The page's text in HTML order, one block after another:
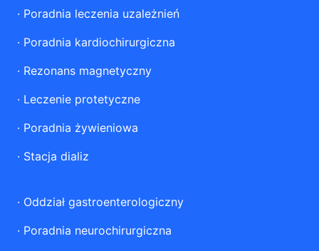
· Poradnia leczenia uzależnień
· Poradnia kardiochirurgiczna
· Rezonans magnetyczny
· Leczenie protetyczne
· Poradnia żywieniowa
· Stacja dializ
· Oddział gastroenterologiczny
· Poradnia neurochirurgiczna